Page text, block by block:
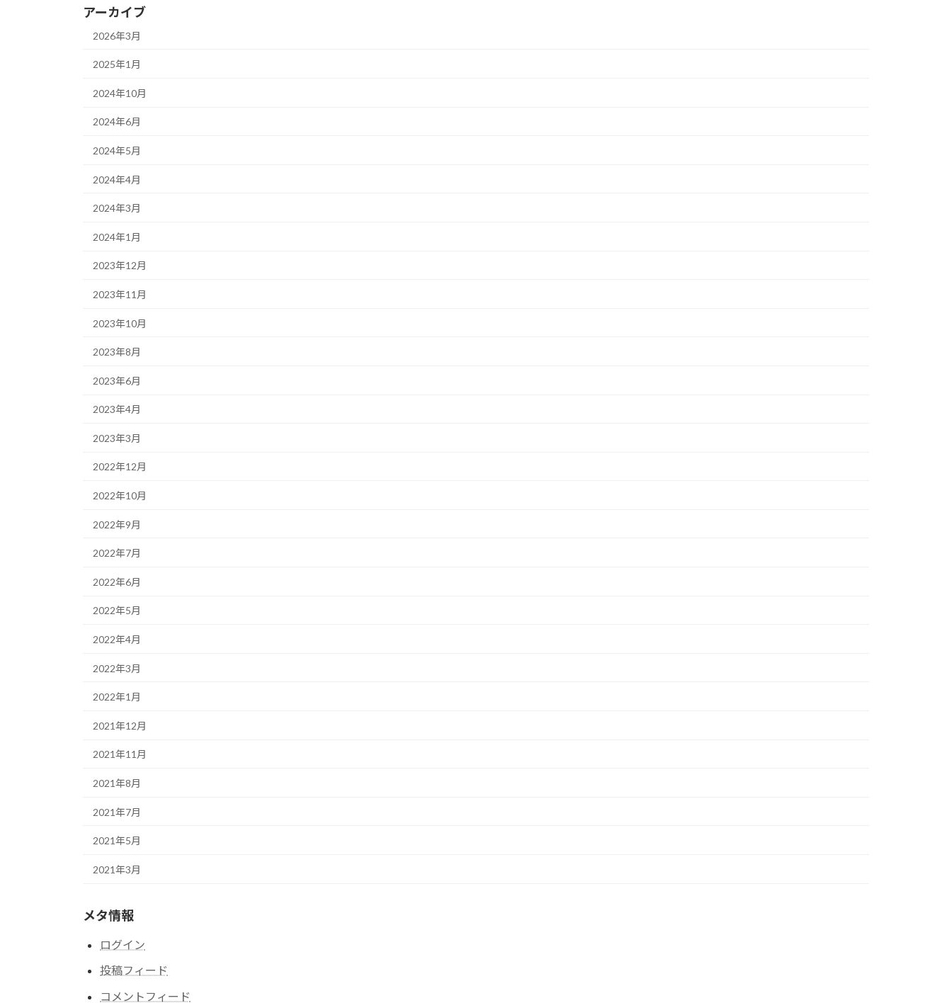
ム
アーカイブ
2026年3月
2025年1月
2024年10月
2024年6月
2024年5月
2024年4月
2024年3月
2024年1月
2023年12月
2023年11月
2023年10月
2023年8月
2023年6月
2023年4月
2023年3月
2022年12月
2022年10月
2022年9月
2022年7月
2022年6月
2022年5月
2022年4月
2022年3月
2022年1月
2021年12月
2021年11月
2021年8月
2021年7月
2021年5月
2021年3月
メタ情報
ログイン
投稿フィード
コメントフィード